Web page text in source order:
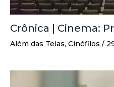
Crônica | Cinema:
Além das Telas, Cinéfilos /